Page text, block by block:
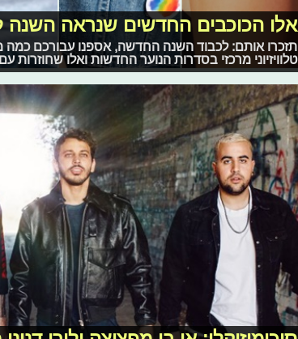
אלו הכוכבים החדשים שנראה השנה
תזכרו אותם: לכבוד השנה החדשה, אספנו עבורכם
טלוויזיוני מרכזי בסדרות הנוער החדשות ואלו שחוזרות